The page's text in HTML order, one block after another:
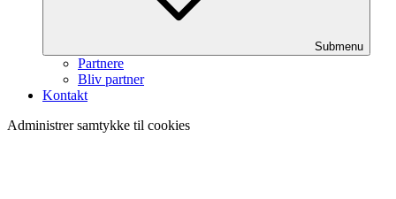
Submenu
Partnere
Bliv partner
Kontakt
Administrer samtykke til cookies